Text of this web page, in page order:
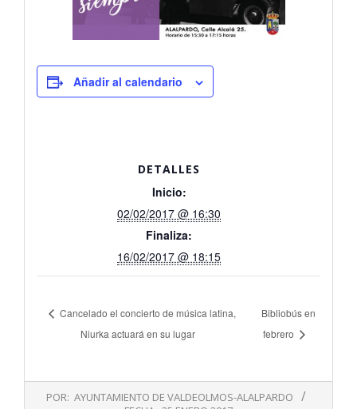
Añadir al calendario
DETALLES
Inicio:
02/02/2017 @ 16:30
Finaliza:
16/02/2017 @ 18:15
Cancelado el concierto de música latina,
Niurka actuará en su lugar
Bibliobús en
febrero
POR: AYUNTAMIENTO DE VALDEOLMOS-ALALPARDO